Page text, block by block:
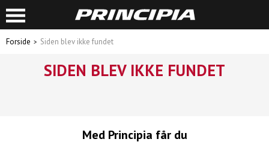
Forside Siden blev ikke fundet
SIDEN BLEV IKKE FUNDET
Med Principia får du